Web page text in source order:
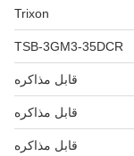
Trixon
TSB-3GM3-35DCR
قابل مذاکره
قابل مذاکره
قابل مذاکره